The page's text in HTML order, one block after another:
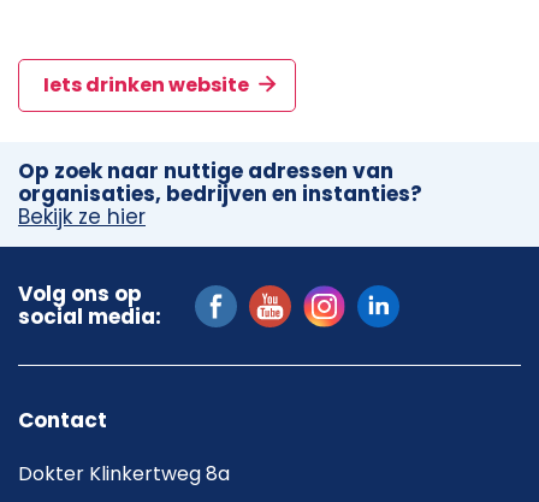
Iets drinken website
Op zoek naar nuttige adressen van
organisaties, bedrijven en instanties?
Bekijk ze hier
Volg ons op
social media:
Contact
Dokter Klinkertweg 8a